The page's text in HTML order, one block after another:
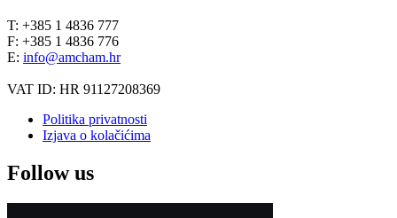
T: +385 1 4836 777
F: +385 1 4836 776
E: info@amcham.hr
VAT ID: HR 91127208369
Politika privatnosti
Izjava o kolačićima
Follow us